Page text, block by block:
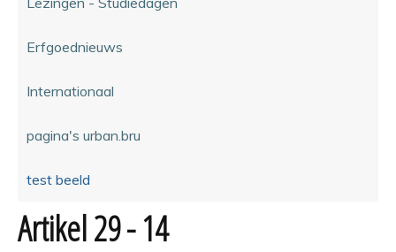
Erfgoednieuws
Internationaal
pagina's urban.bru
test beeld
Artikel 29 - 14